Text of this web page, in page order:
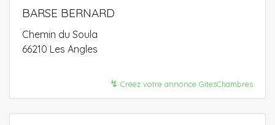
BARSE BERNARD
Chemin du Soula
66210 Les Angles
↯ Créez votre annonce GitesChambres